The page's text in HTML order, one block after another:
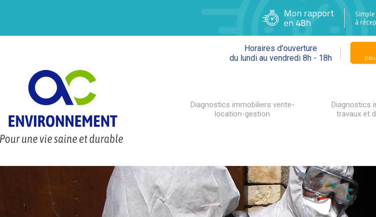
Mon rapport
en 48h à
Horaires d'ouverture
du lundi au vendredi 8h - 18h
Diagnostics immobiliers vente-
location-gestion
Diagnostics
travaux et